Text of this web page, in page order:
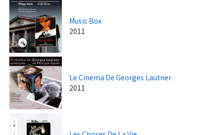
Music Box
2011
Le Cinema De Georges Lautner
2011